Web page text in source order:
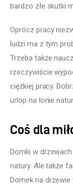
bardzo złe skutki
Oprócz pracy
ludzi ma z tym
Trzeba także
rzeczywiście
ciężkiej pracy.
urlop na łonie
Coś dla
Domki w
natury. Ale także
Domek na